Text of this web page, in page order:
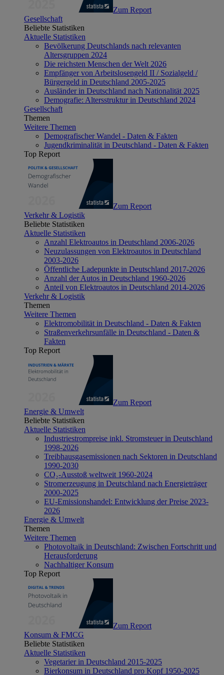
Zum Report
Gesellschaft
Beliebte Statistiken
Aktuelle Statistiken
Bevölkerung Deutschlands nach relevanten
Altersgruppen 2024
Die reichsten Menschen der Welt 2026
Empfänger von Arbeitslosengeld II / Sozialgeld /
Bürgergeld in Deutschland 2005-2025
Ausländer in Deutschland nach Nationalität 2025
Demografie: Altersstruktur in Deutschland 2024
Gesellschaft
Themen
Weitere Themen
Demografischer Wandel - Daten & Fakten
Jugendkriminalität in Deutschland - Daten & Fakten
Top Report
Zum Report
Verkehr & Logistik
Beliebte Statistiken
Aktuelle Statistiken
Anzahl Elektroautos in Deutschland 2006-2026
Neuzulassungen von Elektroautos in Deutschland
2003-2026
Öffentliche Ladepunkte in Deutschland 2017-2026
Anzahl der Autos in Deutschland 1960-2026
Anteil von Elektroautos in Deutschland 2014-2026
Verkehr & Logistik
Themen
Weitere Themen
Elektromobilität in Deutschland - Daten & Fakten
Straßenverkehrsunfälle in Deutschland - Daten &
Fakten
Top Report
Zum Report
Energie & Umwelt
Beliebte Statistiken
Aktuelle Statistiken
Industriestrompreise inkl. Stromsteuer in Deutschland
1998-2026
Treibhausgasemissionen nach Sektoren in Deutschland
1990-2030
CO₂-Ausstoß weltweit 1960-2024
Stromerzeugung in Deutschland nach Energieträger
2000-2025
EU-Emissionshandel: Entwicklung der Preise 2023-
2026
Energie & Umwelt
Themen
Weitere Themen
Photovoltaik in Deutschland: Zwischen Fortschritt und
Herausforderung
Nachhaltiger Konsum
Top Report
Zum Report
Konsum & FMCG
Beliebte Statistiken
Aktuelle Statistiken
Vegetarier in Deutschland 2015-2025
Bierkonsum in Deutschland pro Kopf 1950-2025